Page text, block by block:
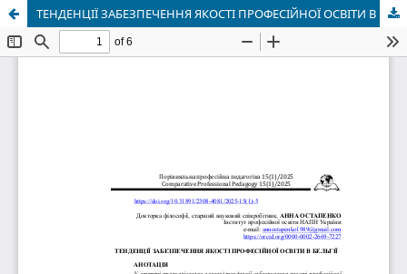
ТЕНДЕНЦІЇ ЗАБЕЗПЕЧЕННЯ ЯКОСТІ ПРОФЕСІЙНОЇ ОСВІТИ В БЕЛЬГІЇ